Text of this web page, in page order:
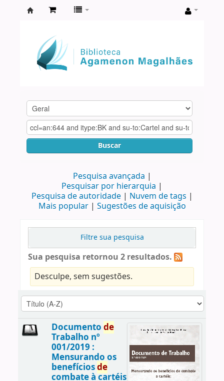
Agamenon
Magalhães
Buscar
Pesquisa avançada
Pesquisar por hierarquia
Pesquisa de autoridade
Nuvem de tags
Mais popular
Sugestões de aquisição
Filtre sua pesquisa
Sua pesquisa retornou 2 resultados.
Desculpe, sem sugestões.
Documento de
Trabalho nº
001/2019 :
Mensurando os
benefíciosde
combate à cartéis